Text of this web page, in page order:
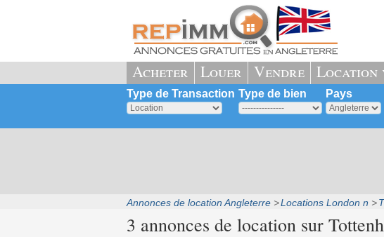
Acheter Louer Vendre Location
Type de Transaction Type de bien Pays
Annonces de location Angleterre Locations London n
3 annonces de location sur